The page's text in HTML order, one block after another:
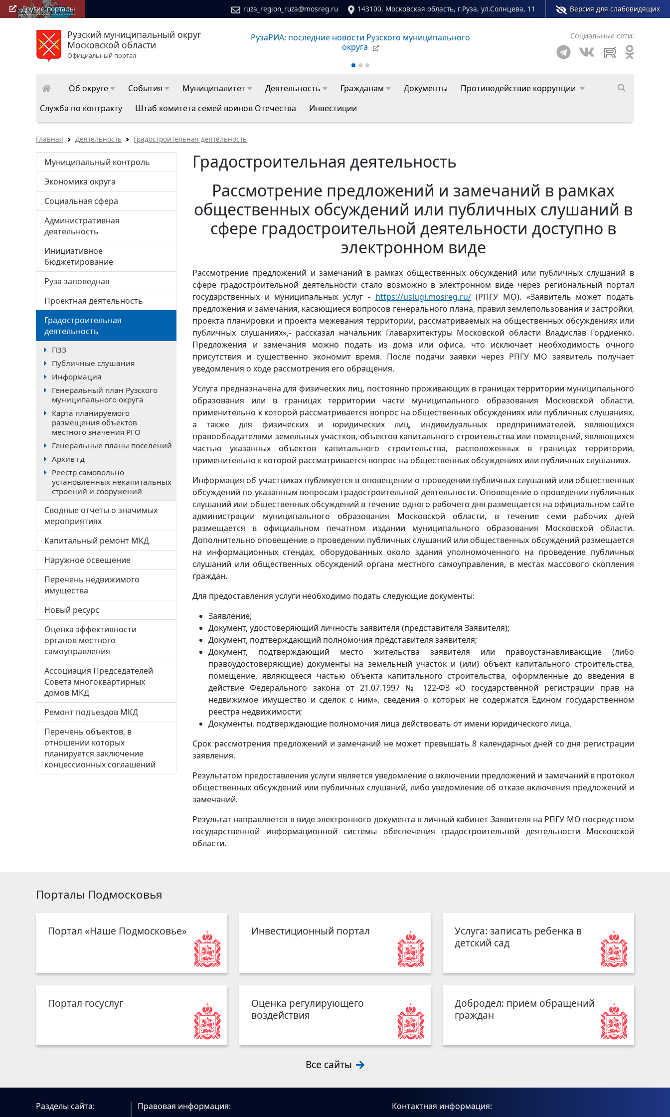
Другие порталы ruza_region_ruza@mosreg.ru 143100, Московская область, г.Руза, ул.Солнцева, 11 Версия для слабовидящих
Рузский муниципальный округ
Московской области
Официальный портал
РузаРИА: последние новости Рузского муниципального
округа
Социальные сети:
Об округе События Муниципалитет Деятельность Гражданам Документы
Противодействие коррупции
Служба по контракту
Штаб комитета семей воинов Отечества Инвестиции
Главная Деятельность Градостроительная деятельность
Муниципальный контроль
Экономика округа
Социальная сфера
Административная
деятельность
Инициативное
бюджетирование
Руза заповедная
Проектная деятельность
Градостроительная
деятельность
ПЗЗ
Публичные слушания
Информация
Генеральный план Рузского
муниципального округа
Карта планируемого
размещения объектов
местного значения РГО
Генеральные планы поселений
Архив гд
Реестр самовольно
установленных некапитальных
строений и сооружений
Сводные отчеты о значимых
мероприятиях
Капитальный ремонт МКД
Наружное освещение
Перечень недвижимого
имущества
Новый ресурс
Оценка эффективности
органов местного
самоуправления
Ассоциация Председателей
Совета многоквартирных
домов МКД
Ремонт подъездов МКД
Перечень объектов, в
отношении которых
планируется заключение
концессионных соглашений
Градостроительная деятельность
Рассмотрение предложений и замечаний в рамках
общественных обсуждений или публичных слушаний в
сфере градостроительной деятельности доступно в
электронном виде
Рассмотрение предложений и замечаний в рамках общественных обсуждений или публичных слушаний в
сфере градостроительной деятельности стало возможно в электронном виде через региональный портал
государственных и муниципальных услуг - https://uslugi.mosreg.ru/(РПГУ МО). «Заявитель может подать
предложения и замечания, касающиеся вопросов генерального плана, правил землепользования и застройки,
проекта планировки и проекта межевания территории, рассматриваемых на общественных обсуждениях или
публичных слушаниях»,- рассказал начальник Главархитектуры Московской области Владислав Гордиенко.
Предложения и замечания можно подать из дома или офиса, что исключает необходимость очного
присутствия и существенно экономит время. После подачи заявки через РПГУ МО заявитель получает
уведомления о ходе рассмотрения его обращения.
Услуга предназначена для физических лиц, постоянно проживающих в границах территории муниципального
образования или в границах территории части муниципального образования Московской области,
применительно к которой рассматривается вопрос на общественных обсуждениях или публичных слушаниях,
а также для физических и юридических лиц, индивидуальных предпринимателей, являющихся
правообладателями земельных участков, объектов капитального строительства или помещений, являющихся
частью указанных объектов капитального строительства, расположенных в границах территории,
применительно к которой рассматривается вопрос на общественных обсуждениях или публичных слушаниях.
Информация об участниках публикуется в оповещении о проведении публичных слушаний или общественных
обсуждений по указанным вопросам градостроительной деятельности. Оповещение о проведении публичных
слушаний или общественных обсуждений в течение одного рабочего дня размещается на официальном сайте
администрации муниципального образования Московской области, в течение семи рабочих дней
размещается в официальном печатном издании муниципального образования Московской области.
Дополнительно оповещение о проведении публичных слушаний или общественных обсуждений размещается
на информационных стендах, оборудованных около здания уполномоченного на проведение публичных
слушаний или общественных обсуждений органа местного самоуправления, в местах массового скопления
граждан.
Для предоставления услуги необходимо подать следующие документы:
Заявление;
Документ, удостоверяющий личность заявителя (представителя Заявителя);
Документ, подтверждающий полномочия представителя заявителя;
Документ, подтверждающий место жительства заявителя или правоустанавливающие (либо
правоудостоверяющие) документы на земельный участок и (или) объект капитального строительства,
помещение, являющееся частью объекта капитального строительства, оформленные до введения в
действие Федерального закона от 21.07.1997 № 122-ФЗ «О государственной регистрации прав на
недвижимое имущество и сделок с ним», сведения о которых не содержатся Едином государственном
реестра недвижимости;
Документы, подтверждающие полномочия лица действовать от имени юридического лица.
Срок рассмотрения предложений и замечаний не может превышать 8 календарных дней со дня регистрации
заявления.
Результатом предоставления услуги является уведомление о включении предложений и замечаний в протокол
общественных обсуждений или публичных слушаний, либо уведомление об отказе включения предложений и
замечаний.
Результат направляется в виде электронного документа в личный кабинет Заявителя на РПГУ МО посредством
государственной информационной системы обеспечения градостроительной деятельности Московской
области.
Порталы Подмосковья
Портал «Наше Подмосковье» Инвестиционный портал
Услуга: записать ребенка в
детский сад
Портал госуслуг
Оценка регулирующего
воздействия
Добродел: приём обращений
граждан
Все сайты
Разделы сайта: Правовая информация: Контактная информация: